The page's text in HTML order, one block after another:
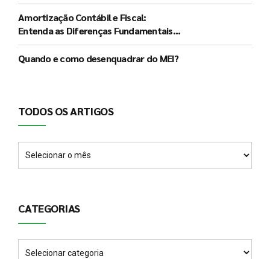
Determinações do Governo e seus
Impactos
Amortização Contábil e Fiscal:
Entenda as Diferenças Fundamentais e
a Significância de Cada Procedimento
Quando e como desenquadrar do MEI?
TODOS OS ARTIGOS
CATEGORIAS